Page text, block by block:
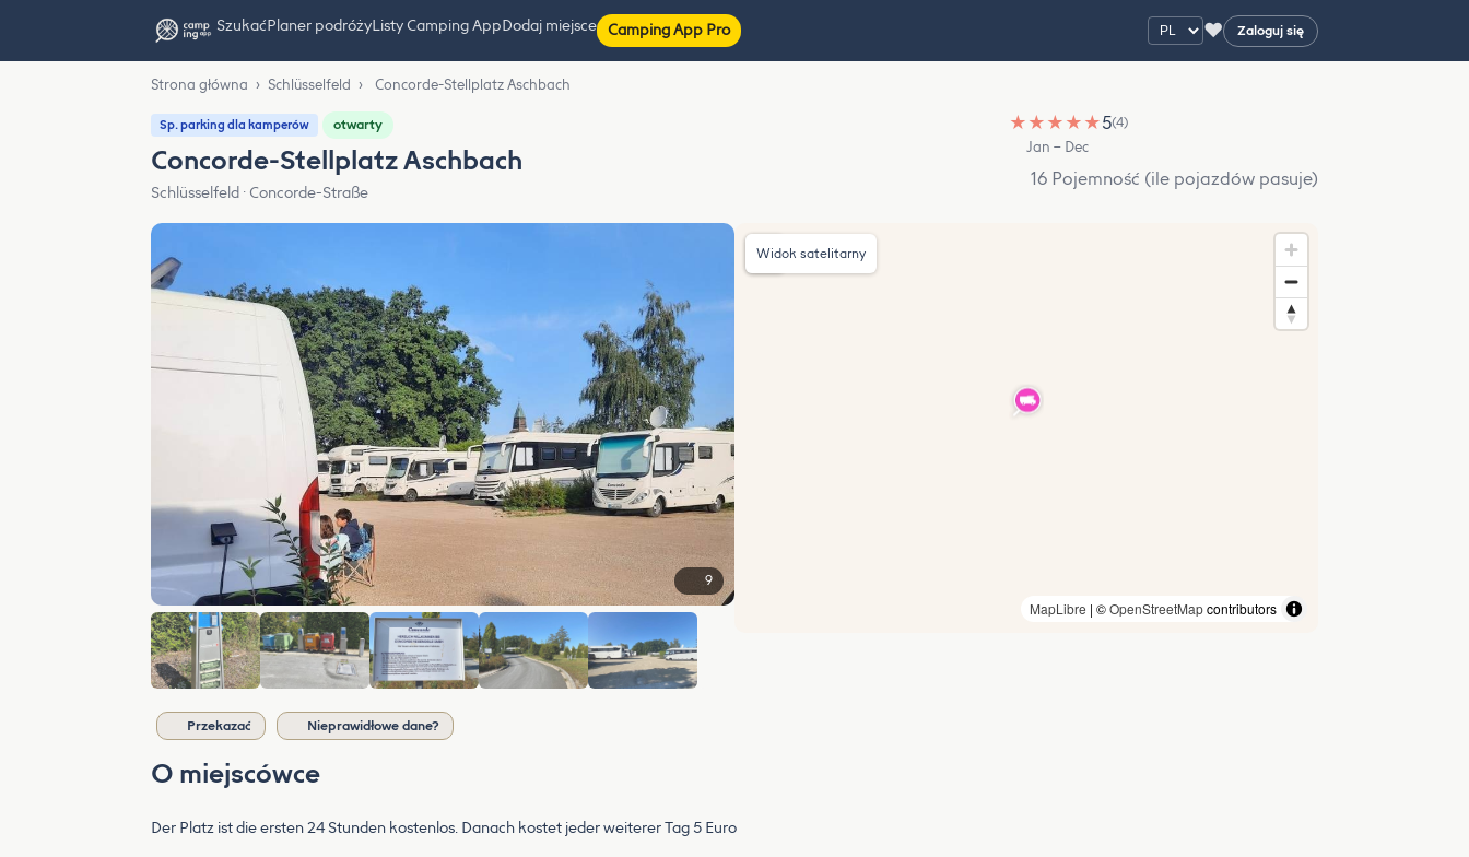
SzukaćPlaner podróżyListy Camping AppDodaj miejsce Camping App Pro ♥ Zaloguj się
Strona główna › Schlüsselfeld › Concorde-Stellplatz Aschbach
Sp. parking dla kamperów otwarty
Concorde-Stellplatz Aschbach
Schlüsselfeld · Concorde-Straße
★ ★ ★ ★ ★5(4)
Jan – Dec
16 Pojemność (ile pojazdów pasuje)
9
MapLibre | ©OpenStreetMapcontributors
Widok satelitarny
Przekazać Nieprawidłowe dane?
O miejscówce
Der Platz ist die ersten 24 Stunden kostenlos. Danach kostet jeder weiterer Tag 5 Euro